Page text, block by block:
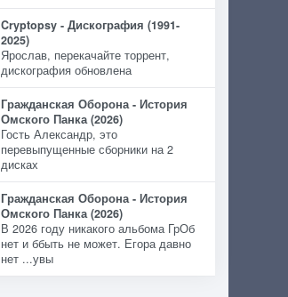
Cryptopsy - Дискография (1991-
2025)
Ярослав, перекачайте торрент,
дискография обновлена
Гражданская Оборона - История
Омского Панка (2026)
Гость Александр, это
перевыпущенные сборники на 2
дисках
Гражданская Оборона - История
Омского Панка (2026)
В 2026 году никакого альбома ГрОб
нет и ббыть не может. Егора давно
нет ...увы